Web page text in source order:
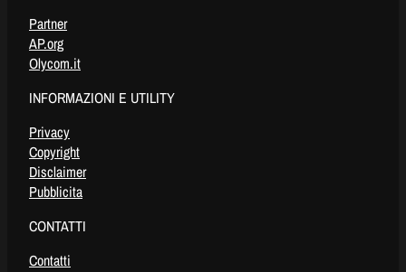
Partner
AP.org
Olycom.it
INFORMAZIONI E UTILITY
Privacy
Copyright
Disclaimer
Pubblicita
CONTATTI
Contatti